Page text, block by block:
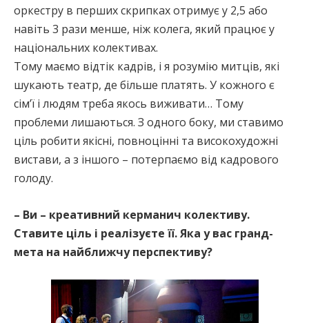
оркестру в перших скрипках отримує у 2,5 або
навіть 3 рази менше, ніж колега, який працює у
національних колективах.
Тому маємо відтік кадрів, і я розумію митців, які
шукають театр, де більше платять. У кожного є
сім’ї і людям треба якось виживати… Тому
проблеми лишаються. З одного боку, ми ставимо
ціль робити якісні, повноцінні та високохудожні
вистави, а з іншого – потерпаємо від кадрового
голоду.
– Ви – креативний керманич колективу.
Ставите ціль і реалізуєте її. Яка у вас гранд-
мета на найближчу перспективу?